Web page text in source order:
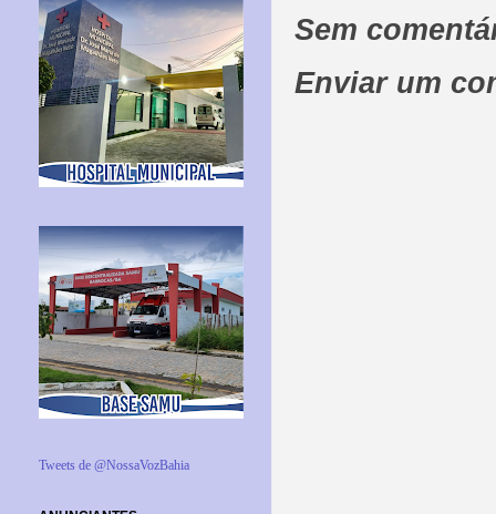
Sem
Enviar um
Tweets de @NossaVozBahia